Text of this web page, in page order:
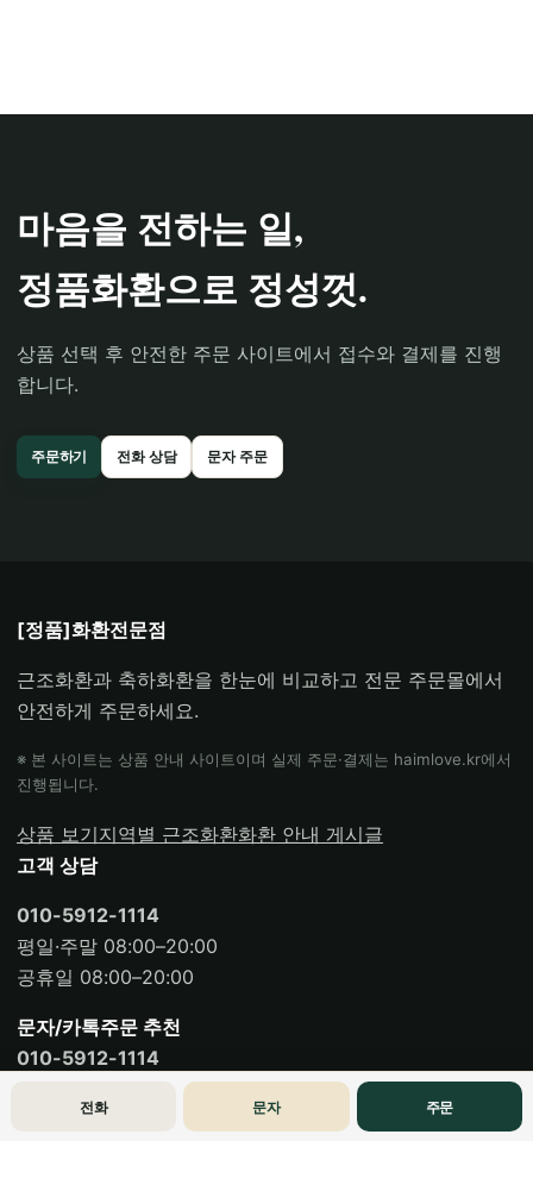
마음을 전하는 일,
정품화환으로 정성껏.
상품 선택 후 안전한 주문 사이트에서 접수와 결제를 진행
합니다.
주문하기 전화 상담 문자 주문
[정품]화환전문점
근조화환과 축하화환을 한눈에 비교하고 전문 주문몰에서
안전하게 주문하세요.
※ 본 사이트는 상품 안내 사이트이며 실제 주문·결제는 haimlove.kr에서
진행됩니다.
상품 보기지역별 근조화환화환 안내 게시글
고객 상담
010-5912-1114
평일·주말 08:00–20:00
공휴일 08:00–20:00
문자/카톡주문 추천
010-5912-1114
전화 문자 주문